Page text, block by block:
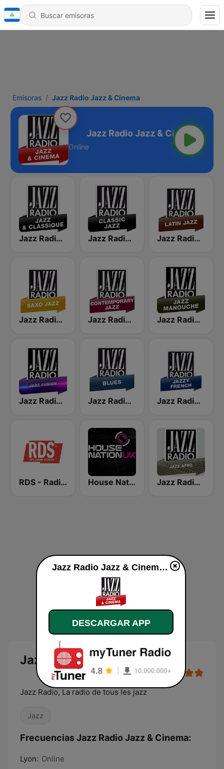
Emisoras Jazz Radio Jazz & Cinema
& Cinema
Online
Jazz Radio Jazz & Classique Jazz Radio Classic Jazz Jazz Radio Latin Jazz
Jazz Radio Saxo Jazz Jazz Radio Contemporary Jazz Jazz Radio Jazz Manouche
Jazz Radio Jazz Fusion Jazz Radio Blues Jazz Radio Jazzy French
RDS - Radio Dimensione Suono House Nation UK Jazz Radio Afro Jazz
Jazz Radio Jazz & Cinema
Jazz Radio, La radio de tous les jazz
Jazz
Frecuencias Jazz Radio Jazz & Cinema:
Lyon: Online
Jazz Radio Jazz & Cinema en vivo
DESCARGAR APP